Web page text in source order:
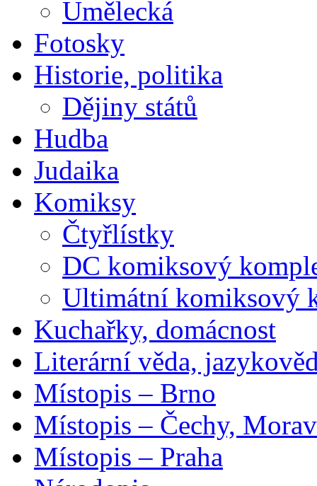
Umělecká
Fotosky
Historie, politika
Dějiny států
Hudba
Judaika
Komiksy
Čtyřlístky
DC komiksový
Ultimátní komiksový
Kuchařky, domácnost
Literární věda,
Místopis – Brno
Místopis – Čechy,
Místopis – Praha